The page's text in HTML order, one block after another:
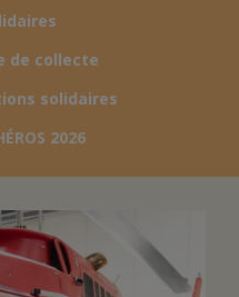
DON
DEVENIR
UN PETIT PRINCE
de collecte
solidaires
2026